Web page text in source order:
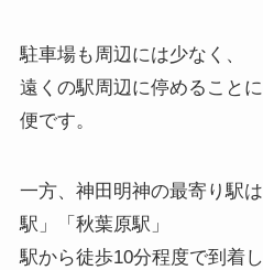
駐車場も周辺には少なく、
遠くの駅周辺に停めること
便です。
一方、神田明神の最寄り駅
駅」「秋葉原駅」
駅から徒歩10分程度で到着